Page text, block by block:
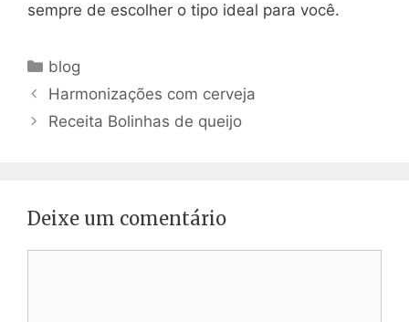
sempre de escolher o tipo ideal para você.
Categorias
blog
Navegação
de
Harmonizações com cerveja
Receita Bolinhas de queijo
Deixe um comentário